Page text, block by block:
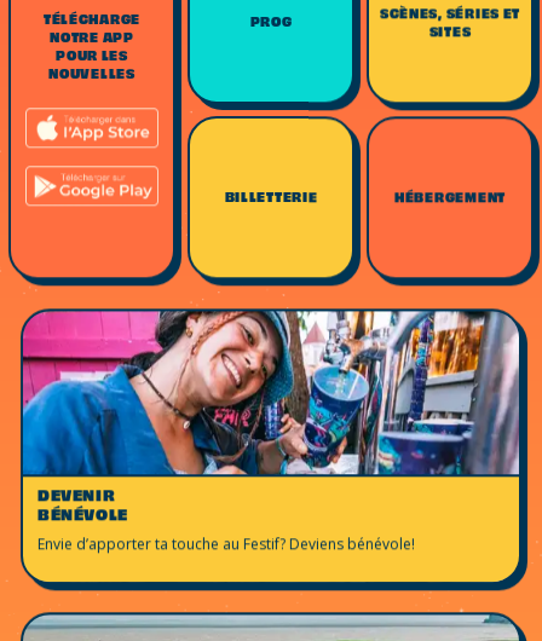
TÉLÉCHARGE
NOTRE APP
POUR LES
NOUVELLES
PROG
SCÈNES, SÉRIES ET
SITES
BILLETTERIE HÉBERGEMENT
DEVENIR
BÉNÉVOLE
Envie d’apporter ta touche au Festif? Deviens bénévole!